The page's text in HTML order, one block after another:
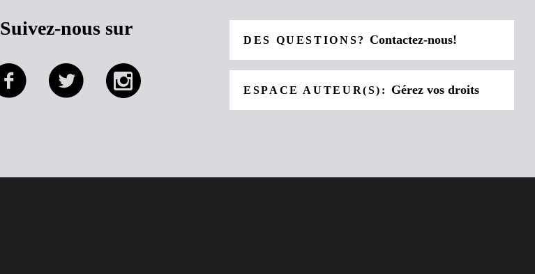
Suivez-nous sur
DES QUESTIONS?Contactez-nous!
ESPACE AUTEUR(S): Gérez vos droits